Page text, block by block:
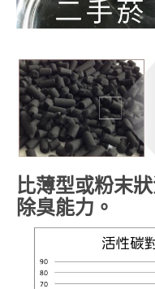
比薄型或粉末
除臭能力。